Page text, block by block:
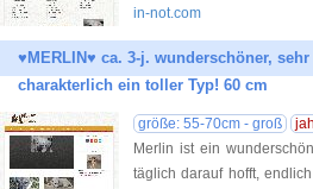
in-not.com
♥MERLIN♥ ca. 3-j. wunderschöner,
charakterlich ein toller Typ! 60 cm
größe: 55-70cm - groß
Merlin ist ein
täglich darauf hofft,